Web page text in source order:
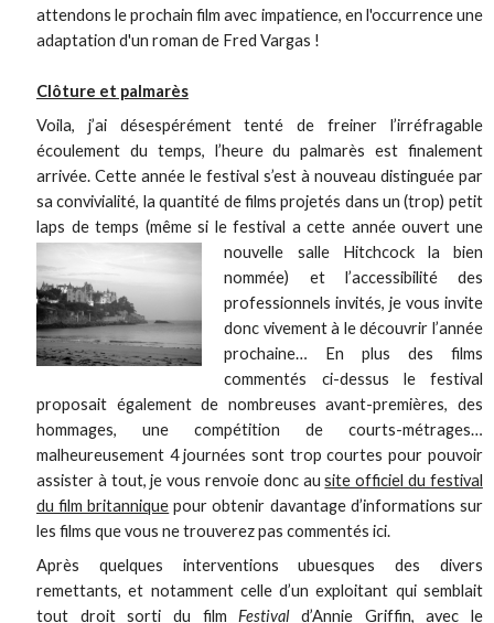
attendons le prochain film avec impatience, en l'occurrence une
adaptation d'un roman de Fred Vargas !
Clôture et palmarès
Voila, j’ai désespérément tenté de freiner l’irréfragable
écoulement du temps, l’heure du palmarès est finalement
arrivée. Cette année le festival s’est à nouveau distinguée par
sa convivialité, la quantité de films projetés dans un (trop) petit
laps de temps (même si le festival a cette année ouvert une
nouvelle salle Hitchcock la bien
nommée) et l’accessibilité des
professionnels invités, je vous invite
donc vivement à le découvrir l’année
prochaine… En plus des films
commentés ci-dessus le festival
proposait également de nombreuses avant-premières, des
hommages, une compétition de courts-métrages…
malheureusement 4 journées sont trop courtes pour pouvoir
assister à tout, je vous renvoie donc ausite officiel du festival
du film britannique pour obtenir davantage d’informations sur
les films que vous ne trouverez pas commentés ici.
Après quelques interventions ubuesques des divers
remettants, et notamment celle d’un exploitant qui semblait
tout droit sorti du filmFestivald’Annie Griffin, avec le